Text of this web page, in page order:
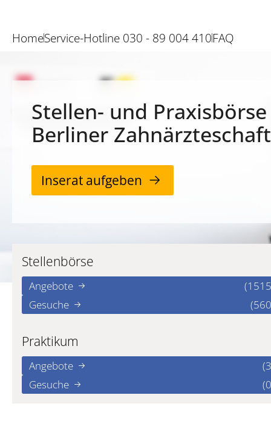
HomeService-Hotline 030 - 89 004 410FAQ
Stellen- und
Berliner Zahnärzteschaft
Inserat aufgeben
Stellenbörse
Angebote
Gesuche
Praktikum
Angebote
Gesuche